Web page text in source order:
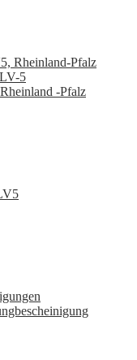
Rheinland-Pfalz
5
-Pfalz